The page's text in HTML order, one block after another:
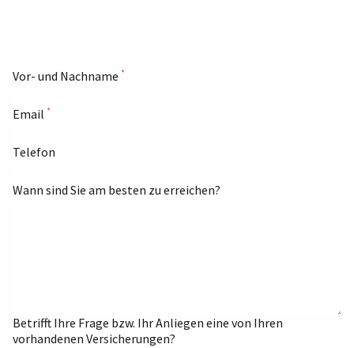
Vor- und Nachname *
Email *
Telefon
Wann sind Sie am besten zu erreichen?
Betrifft Ihre Frage bzw. Ihr Anliegen eine von Ihren
vorhandenen Versicherungen?